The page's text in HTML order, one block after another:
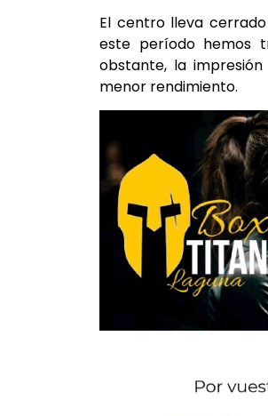
El centro lleva
este período hemos
obstante, la
menor rendimiento.